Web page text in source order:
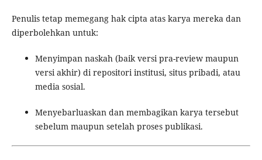
Penulis tetap memegang hak cipta atas karya mereka dan
diperbolehkan untuk:
Menyimpan naskah (baik versi pra-review maupun
versi akhir) di repositori institusi, situs pribadi, atau
media sosial.
Menyebarluaskan dan membagikan karya tersebut
sebelum maupun setelah proses publikasi.